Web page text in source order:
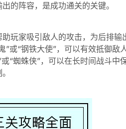
的阵容，是成功通关的关键。
玩家吸引敌人的攻击，为后排输
或“钢铁大使”，可以有效抵御敌
“蜘蛛侠”，可以在长时间战斗中